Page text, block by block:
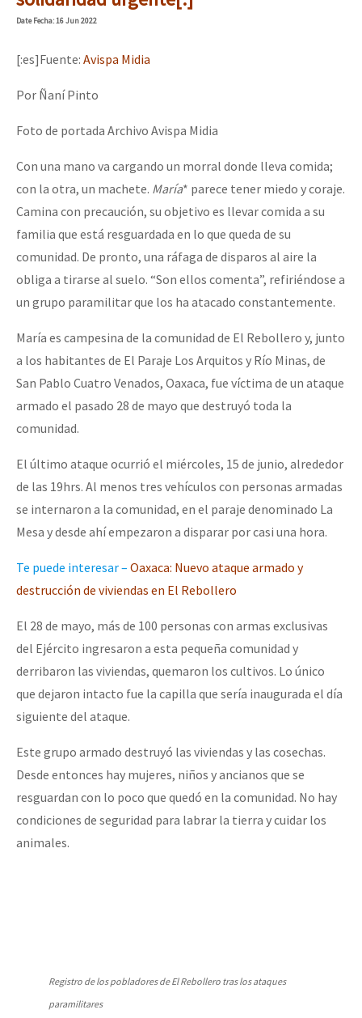
DateFecha: 16 Jun 2022
[:es]Fuente: Avispa Midia
Por Ñaní Pinto
Foto de portada Archivo Avispa Midia
Con una mano va cargando un morral donde lleva comida;
con la otra, un machete. María* parece tener miedo y coraje.
Camina con precaución, su objetivo es llevar comida a su
familia que está resguardada en lo que queda de su
comunidad. De pronto, una ráfaga de disparos al aire la
obliga a tirarse al suelo. “Son ellos comenta”, refiriéndose a
un grupo paramilitar que los ha atacado constantemente.
María es campesina de la comunidad de El Rebollero y, junto
a los habitantes de El Paraje Los Arquitos y Río Minas, de
San Pablo Cuatro Venados, Oaxaca, fue víctima de un ataque
armado el pasado 28 de mayo que destruyó toda la
comunidad.
El último ataque ocurrió el miércoles, 15 de junio, alrededor
de las 19hrs. Al menos tres vehículos con personas armadas
se internaron a la comunidad, en el paraje denominado La
Mesa y desde ahí empezaron a disparar por casi una hora.
Te puede interesar – Oaxaca: Nuevo ataque armado y
destrucción de viviendas en El Rebollero
El 28 de mayo, más de 100 personas con armas exclusivas
del Ejército ingresaron a esta pequeña comunidad y
derribaron las viviendas, quemaron los cultivos. Lo único
que dejaron intacto fue la capilla que sería inaugurada el día
siguiente del ataque.
Este grupo armado destruyó las viviendas y las cosechas.
Desde entonces hay mujeres, niños y ancianos que se
resguardan con lo poco que quedó en la comunidad. No hay
condiciones de seguridad para labrar la tierra y cuidar los
animales.
Registro de los pobladores de El Rebollero tras los ataques
paramilitares